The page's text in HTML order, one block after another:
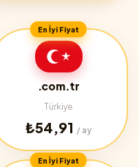
En İyi Fiyat
.com.tr
Türkiye
₺54,91 / ay
En İyi Fiyat